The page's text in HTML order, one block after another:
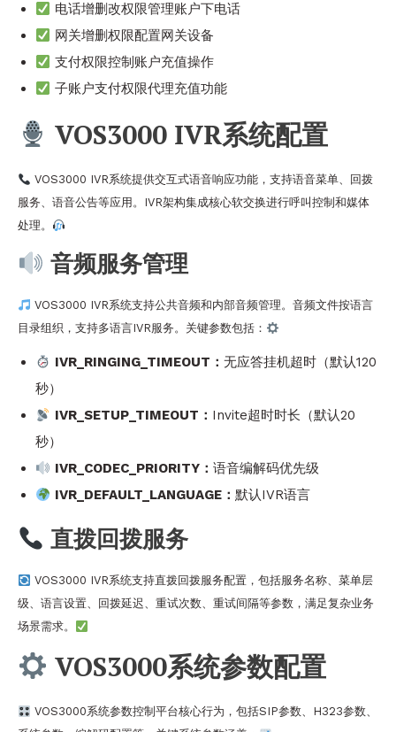
电话增删改权限管理账户下电话
网关增删权限配置网关设备
支付权限控制账户充值操作
子账户支付权限代理充值功能
VOS3000 IVR系统配置
VOS3000 IVR系统提供交互式语音响应功能，支持语音菜单、回拨
服务、语音公告等应用。IVR架构集成核心软交换进行呼叫控制和媒体
处理。
音频服务管理
VOS3000 IVR系统支持公共音频和内部音频管理。音频文件按语言
目录组织，支持多语言IVR服务。关键参数包括：
IVR_RINGING_TIMEOUT：无应答挂机超时（默认120
秒）
IVR_SETUP_TIMEOUT： Invite超时时长（默认20
秒）
IVR_CODEC_PRIORITY：语音编解码优先级
IVR_DEFAULT_LANGUAGE：默认IVR语言
直拨回拨服务
VOS3000 IVR系统支持直拨回拨服务配置，包括服务名称、菜单层
级、语言设置、回拨延迟、重试次数、重试间隔等参数，满足复杂业务
场景需求。
VOS3000系统参数配置
VOS3000系统参数控制平台核心行为，包括SIP参数、H323参数、